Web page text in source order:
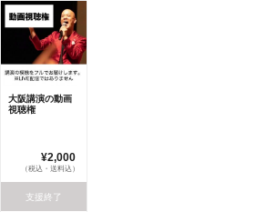
大阪講演の動画
視聴権
¥2,000
（税込・送料込）
支援終了